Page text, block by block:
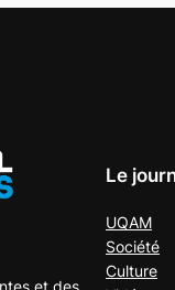
Le
UQAM
Société
Culture